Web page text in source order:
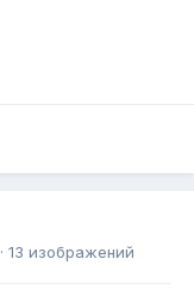
· 13 изображений